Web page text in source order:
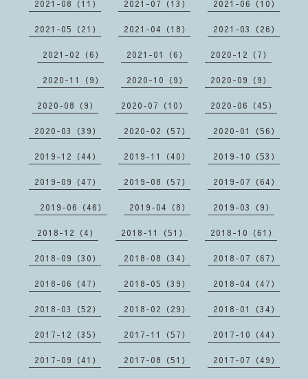
2021-08（11） 2021-07（13） 2021-06（10）
2021-05（21） 2021-04（18） 2021-03（26）
2021-02（6） 2021-01（6） 2020-12（7）
2020-11（9） 2020-10（9） 2020-09（9）
2020-08（9） 2020-07（10） 2020-06（45）
2020-03（39） 2020-02（57） 2020-01（56）
2019-12（44） 2019-11（40） 2019-10（53）
2019-09（47） 2019-08（57） 2019-07（64）
2019-06（46） 2019-04（8） 2019-03（9）
2018-12（4） 2018-11（51） 2018-10（61）
2018-09（30） 2018-08（34） 2018-07（67）
2018-06（47） 2018-05（39） 2018-04（47）
2018-03（52） 2018-02（29） 2018-01（34）
2017-12（35） 2017-11（57） 2017-10（44）
2017-09（41） 2017-08（51） 2017-07（49）